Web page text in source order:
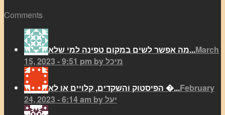
Comments
מה אפשר לשים במקום טפינה למי שלא...March
15, 2023 - 9:51 pm by מיכל
הפיסטוק והשקדים, קלויים או לא �...February
24, 2023 - 6:14 am by יעל